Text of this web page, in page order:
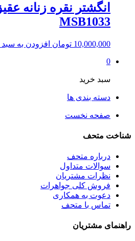
انگشتر نقره زنانه
MSB1033
10,000,000 تومان افزودن به
0
سبد خرید
دسته بندی ها
صفحه نخست
شناخت متحف
درباره متحف
سوالات متداول
نظرات مشتریان
فروش کلی جواهرات
دعوت به همکاری
تماس با متحف
راهنمای مشتریان